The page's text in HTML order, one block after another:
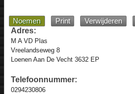
Noemen Print Verwijderen
Adres:
M A VD Plas
Vreelandseweg 8
Loenen Aan De Vecht 3632 EP
Telefoonnummer:
0294230806